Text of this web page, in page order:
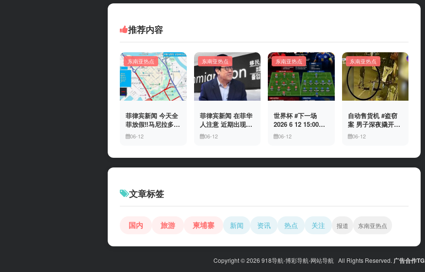
推荐内容
东南亚热点
菲律宾新闻 今天全
菲放假‼️马尼拉多地
封路06-12
东南亚热点
菲律宾新闻 在菲华
人注意 近期出现假
冒移民局执法人员
上门敲诈案件，已
06-12
东南亚热点
世界杯 #下一场
2026 6 12 15:00整
加拿大与波黑的较
量 究竟胜利的天平
加拿大借助主场优
势笑到最后，还是
06-12
东南亚热点
自动售货机 #盗窃
案 男子深夜撬开自
动售货机，2000比
索硬币被一扫而空
06-12
文章标签
国内 旅游 柬埔寨 新闻 资讯 热点 关注 报道 东南亚热点
Copyright © 2026 918导航-博彩导航-网站导航 All Rights Reserved. 广告合作TG